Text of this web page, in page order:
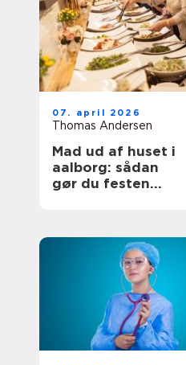
07. april 2026
Thomas Andersen
Mad ud af huset i
aalborg: sådan
gør du festen